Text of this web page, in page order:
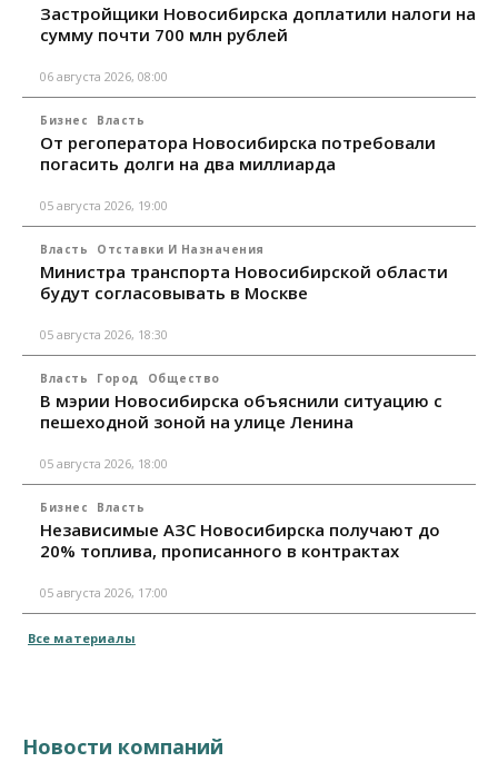
Застройщики Новосибирска доплатили налоги на
сумму почти 700 млн рублей
06 августа 2026, 08:00
Бизнес Власть
От регоператора Новосибирска потребовали
погасить долги на два миллиарда
05 августа 2026, 19:00
Власть Отставки И Назначения
Министра транспорта Новосибирской области
будут согласовывать в Москве
05 августа 2026, 18:30
Власть Город Общество
В мэрии Новосибирска объяснили ситуацию с
пешеходной зоной на улице Ленина
05 августа 2026, 18:00
Бизнес Власть
Независимые АЗС Новосибирска получают до
20% топлива, прописанного в контрактах
05 августа 2026, 17:00
Все материалы
Новости компаний